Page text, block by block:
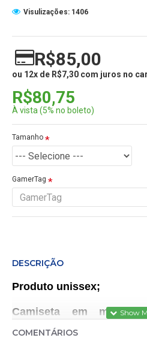
R$85,00
ou 12x de R$7,30 com juros no
R$80,75
À vista (5% no boleto)
Visulizações: 1406
Tamanho
GamerTag
DESCRIÇÃO
Produto unissex;
Camiseta em malha
composição 100%
COMENTÁRIOS